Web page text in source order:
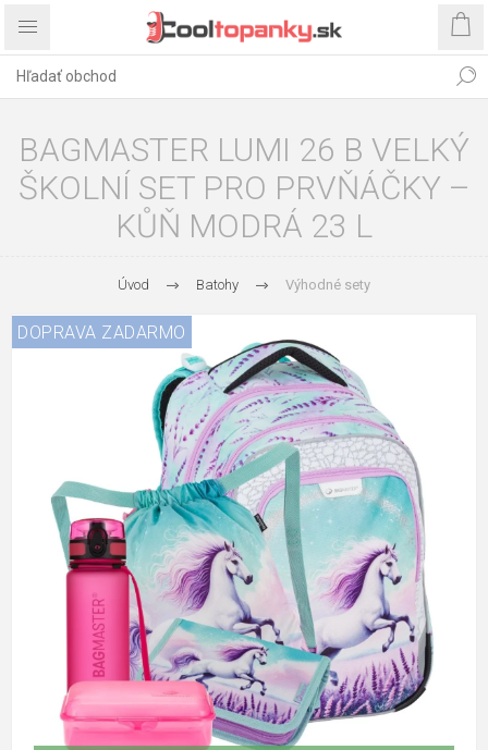
BAGMASTER LUMI 26 B VELKÝ
ŠKOLNÍ SET PRO PRVŇÁČKY –
KŮŇ MODRÁ 23 L
Úvod Batohy Výhodné sety
DOPRAVA ZADARMO